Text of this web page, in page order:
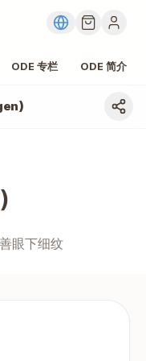
ODE 专栏 ODE 简介
）
眼下细纹